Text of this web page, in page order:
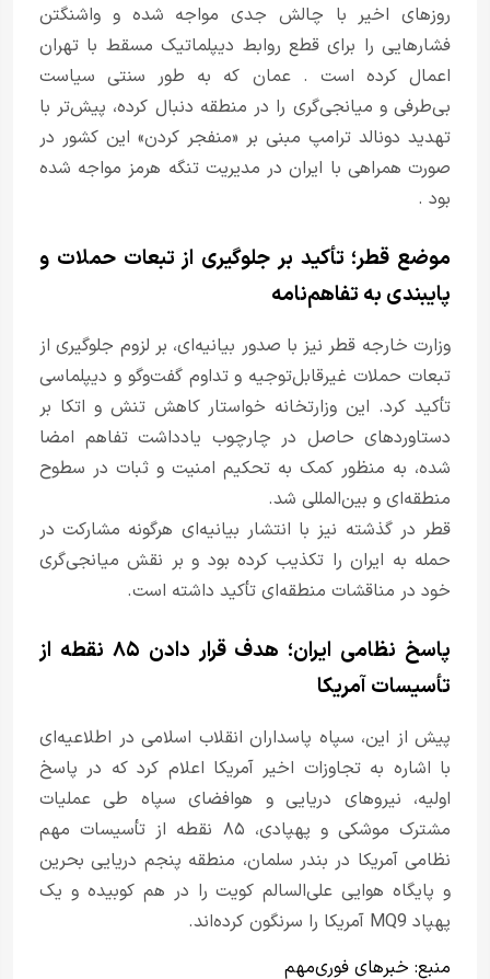
روزهای اخیر با چالش جدی مواجه شده و واشنگتن
فشارهایی را برای قطع روابط دیپلماتیک مسقط با تهران
اعمال کرده است . عمان که به طور سنتی سیاست
بی‌طرفی و میانجی‌گری را در منطقه دنبال کرده، پیش‌تر با
تهدید دونالد ترامپ مبنی بر «منفجر کردن» این کشور در
صورت همراهی با ایران در مدیریت تنگه هرمز مواجه شده
بود .
موضع قطر؛ تأکید بر جلوگیری از تبعات حملات و
پایبندی به تفاهم‌نامه
وزارت خارجه قطر نیز با صدور بیانیه‌ای، بر لزوم جلوگیری از
تبعات حملات غیرقابل‌توجیه و تداوم گفت‌وگو و دیپلماسی
تأکید کرد. این وزارتخانه خواستار کاهش تنش و اتکا بر
دستاوردهای حاصل در چارچوب یادداشت تفاهم امضا
شده، به منظور کمک به تحکیم امنیت و ثبات در سطوح
منطقه‌ای و بین‌المللی شد.
قطر در گذشته نیز با انتشار بیانیه‌ای هرگونه مشارکت در
حمله به ایران را تکذیب کرده بود و بر نقش میانجی‌گری
خود در مناقشات منطقه‌ای تأکید داشته است.
پاسخ نظامی ایران؛ هدف قرار دادن ۸۵ نقطه از
تأسیسات آمریکا
پیش از این، سپاه پاسداران انقلاب اسلامی در اطلاعیه‌ای
با اشاره به تجاوزات اخیر آمریکا اعلام کرد که در پاسخ
اولیه، نیروهای دریایی و هوافضای سپاه طی عملیات
مشترک موشکی و پهپادی، ۸۵ نقطه از تأسیسات مهم
نظامی آمریکا در بندر سلمان، منطقه پنجم دریایی بحرین
و پایگاه هوایی علی‌السالم کویت را در هم کوبیده و یک
پهپاد MQ9 آمریکا را سرنگون کرده‌اند.
منبع: خبرهای فوری‌مهم